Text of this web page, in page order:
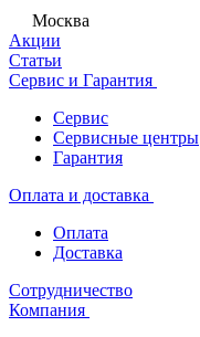
Москва
Акции
Статьи
Сервис и Гарантия
Сервис
Сервисные центры
Гарантия
Оплата и доставка
Оплата
Доставка
Сотрудничество
Компания